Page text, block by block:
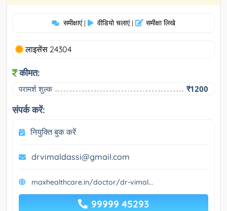
समीक्षाएं | वीडियो चलाएं | समीक्षा लिखे
लाइसेंस 24304
कीमत:
परामर्श शुल्क ₹1200
संपर्क करें:
नियुक्ति बुक करें
drvimaldassi@gmail.com
maxhealthcare.in/doctor/dr-vimal...
99999 45293